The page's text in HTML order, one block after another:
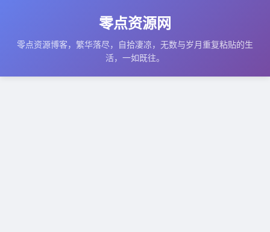
零点资源网
零点资源博客，繁华落尽，自拾凄凉，无数与岁月重复粘贴的生
活，一如既往。